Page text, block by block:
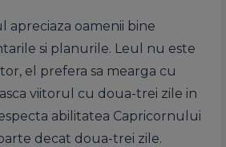
apreciaza oamenii bine
si planurile. Leul nu este
el prefera sa mearga cu
viitorul cu doua-trei zile in
abilitatea Capricornului
decat doua-trei zile.